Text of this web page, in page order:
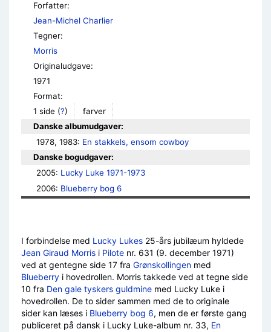
Forfatter:
Jean-Michel Charlier
Tegner:
Morris
Originaludgave:
1971
Format:
1 side (?)
farver
Danske albumudgaver:
1978, 1983: En stakkels, ensom cowboy
Danske bogudgaver:
2005: Lucky Luke 1971-1973
2006: Blueberry bog 6
I forbindelse med Lucky Lukes 25-års jubilæum hyldede
Jean Giraud Morris i Pilote nr. 631 (9. december 1971)
ved at gentegne side 17 fra Grønskollingen med
Blueberry i hovedrollen. Morris takkede ved at tegne side
10 fra Den gale tyskers guldmine med Lucky Luke i
hovedrollen. De to sider sammen med de to originale
sider kan læses i Blueberry bog 6, men de er første gang
publiceret på dansk i Lucky Luke-album nr. 33, En